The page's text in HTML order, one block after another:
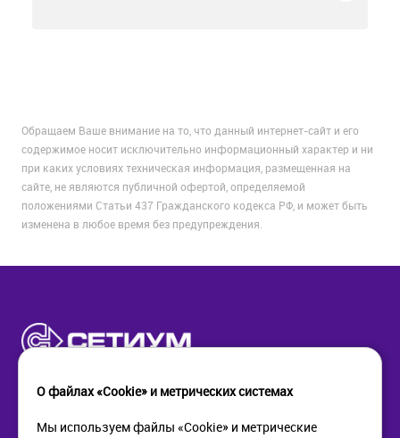
Обращаем Ваше внимание на то, что данный интернет-сайт и его
содержимое носит исключительно информационный характер и ни
при каких условиях техническая информация, размещенная на
сайте, не являются публичной офертой, определяемой
положениями Статьи 437 Гражданского кодекса РФ, и может быть
изменена в любое время без предупреждения.
О файлах «Cookie» и метрических системах
Мы используем файлы «Cookie» и метрические